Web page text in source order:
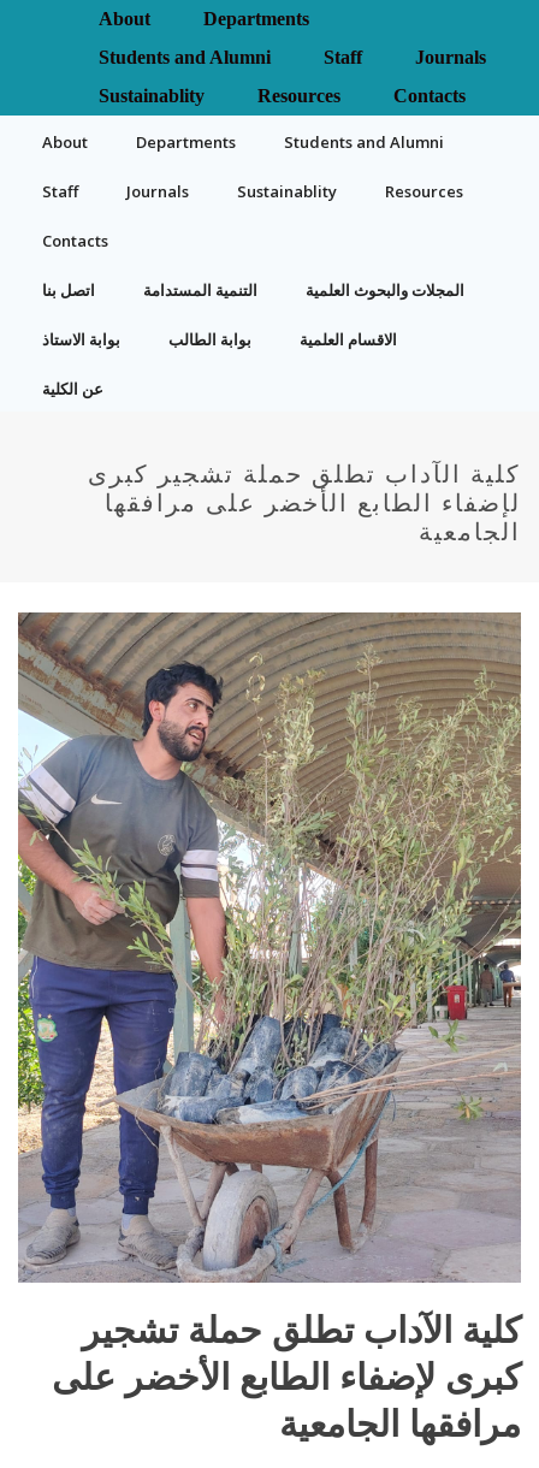
About
Departments
Students and Alumni
Staff
Journals
Sustainablity
Resources Contacts
About Departments Students and Alumni
Staff Journals Sustainablity Resources
Contacts
اتصل بنا التنمية المستدامة المجلات والبحوث العلمية
بوابة الاستاذ بوابة الطالب الاقسام العلمية
عن الكلية
كلية الآداب تطلق حملة تشجير كبرى
لإضفاء الطابع الأخضر على مرافقها
الجامعية
كلية الآداب تطلق حملة تشجير
كبرى لإضفاء الطابع الأخضر على
مرافقها الجامعية